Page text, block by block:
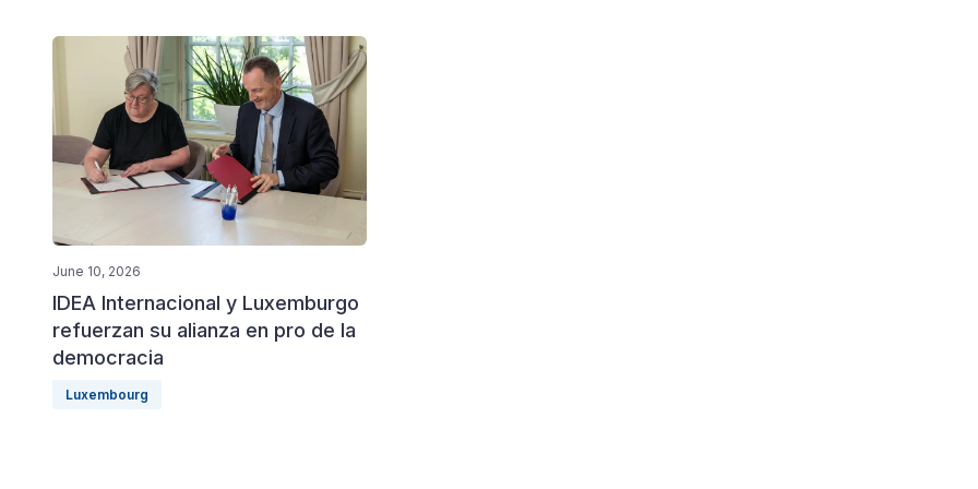
June 10, 2026
IDEA Internacional y Luxemburgo
refuerzan su alianza en pro de la
democracia
Luxembourg